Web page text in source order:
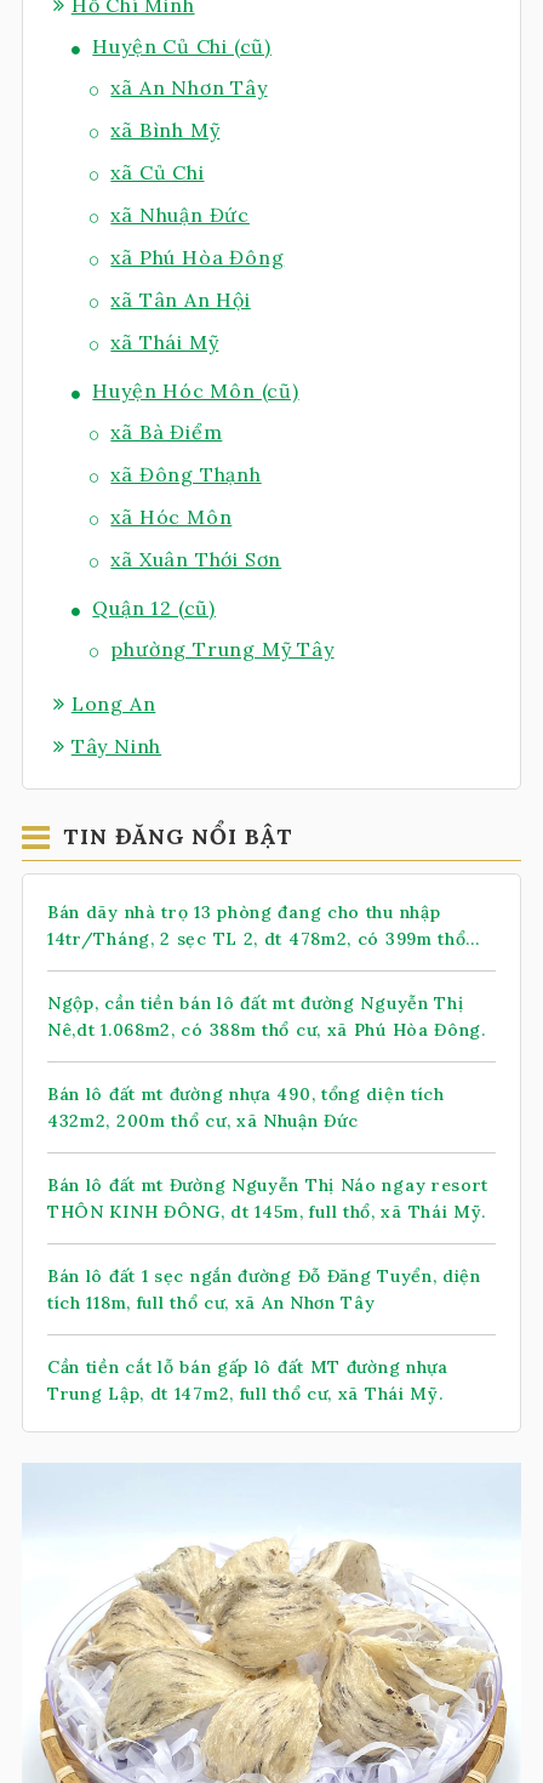
Hồ Chí Minh
Huyện Củ Chi (cũ)
xã An Nhơn Tây
xã Bình Mỹ
xã Củ Chi
xã Nhuận Đức
xã Phú Hòa Đông
xã Tân An Hội
xã Thái Mỹ
Huyện Hóc Môn (cũ)
xã Bà Điểm
xã Đông Thạnh
xã Hóc Môn
xã Xuân Thới Sơn
Quận 12 (cũ)
phường Trung Mỹ Tây
Long An
Tây Ninh
TIN ĐĂNG NỔI BẬT
Bán dãy nhà trọ 13 phòng đang cho thu nhập
14tr/Tháng, 2 sẹc TL 2, dt 478m2, có 399m thổ
cư, xã Nhuận Đức (mới)
Ngộp, cần tiền bán lô đất mt đường Nguyễn Thị
Nê,dt 1.068m2, có 388m thổ cư, xã Phú Hòa Đông.
Bán lô đất mt đường nhựa 490, tổng diện tích
432m2, 200m thổ cư, xã Nhuận Đức
Bán lô đất mt Đường Nguyễn Thị Náo ngay resort
THÔN KINH ĐÔNG, dt 145m, full thổ, xã Thái Mỹ.
Bán lô đất 1 sẹc ngắn đường Đỗ Đăng Tuyển, diện
tích 118m, full thổ cư, xã An Nhơn Tây
Cần tiền cắt lỗ bán gấp lô đất MT đường nhựa
Trung Lập, dt 147m2, full thổ cư, xã Thái Mỹ.